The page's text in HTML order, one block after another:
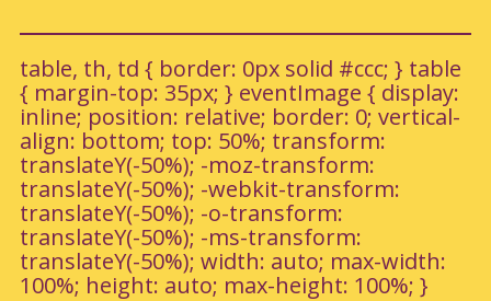
table, th, td { border: 0px solid #ccc; } table
{ margin-top: 35px; } eventImage { display:
inline; position: relative; border: 0; vertical-
align: bottom; top: 50%; transform:
translateY(-50%); -moz-transform:
translateY(-50%); -webkit-transform:
translateY(-50%); -o-transform:
translateY(-50%); -ms-transform:
translateY(-50%); width: auto; max-width:
100%; height: auto; max-height: 100%; }